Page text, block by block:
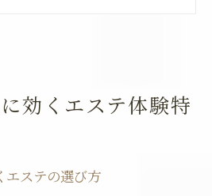
肌を叶える方法
春の美肌を手に入れる秘訣
の最新エステ施術比較
効くエステ体験特
エステの選び方